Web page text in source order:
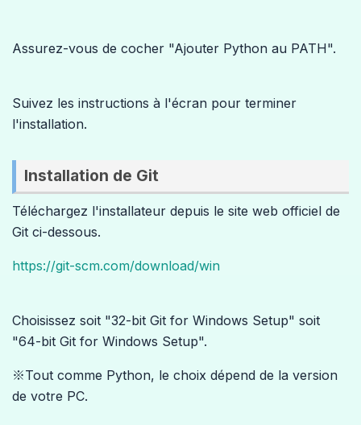
Assurez-vous de cocher "Ajouter Python au PATH".
Suivez les instructions à l'écran pour terminer
l'installation.
Installation de Git
Téléchargez l'installateur depuis le site web officiel de
Git ci-dessous.
https://git-scm.com/download/win
Choisissez soit "32-bit Git for Windows Setup" soit
"64-bit Git for Windows Setup".
※Tout comme Python, le choix dépend de la version
de votre PC.